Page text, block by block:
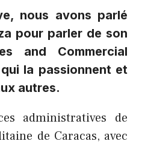
nous avons parlé
pour parler de son
and Commercial
la passionnent et
autres.
administratives de
de Caracas, avec